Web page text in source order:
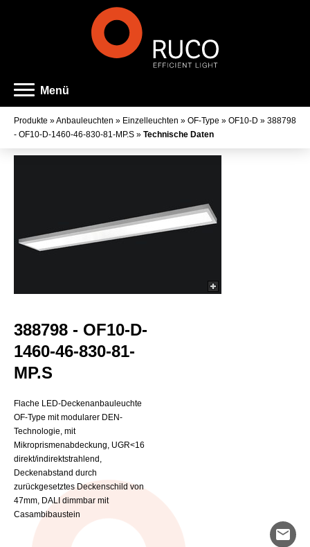
Menü
Produkte »Anbauleuchten » Einzelleuchten » OF-Type » OF10-D » 388798
- OF10-D-1460-46-830-81-MP.S » Technische Daten
388798 - OF10-D-
1460-46-830-81-
MP.S
Flache LED-Deckenanbauleuchte
OF-Type mit modularer DEN-
Technologie, mit
Mikroprismenabdeckung, UGR<16
direkt/indirektstrahlend,
Deckenabstand durch
zurückgesetztes Deckenschild von
47mm, DALI dimmbar mit
Casambibaustein
mail